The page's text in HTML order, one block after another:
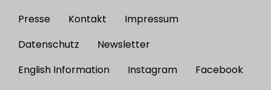
Footer
menu
Presse Kontakt
Impressum
Datenschutz
Newsletter
English Information
Instagram
Facebook